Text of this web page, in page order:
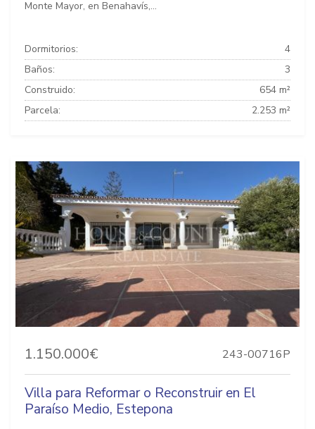
Monte Mayor, en Benahavís,...
Dormitorios:
4
Baños:
3
Construido:
654 m²
Parcela:
2.253 m²
1.150.000€ 243-00716P
Villa para Reformar o Reconstruir en El
Paraíso Medio, Estepona